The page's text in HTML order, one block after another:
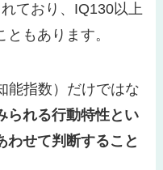
ており、IQ130以上
もあります。
能指数）だけではな
られる行動特性とい
わせて判断すること